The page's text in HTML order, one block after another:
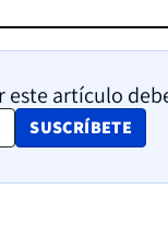
este artículo
SUSCRÍBETE
OPENS IN NEW